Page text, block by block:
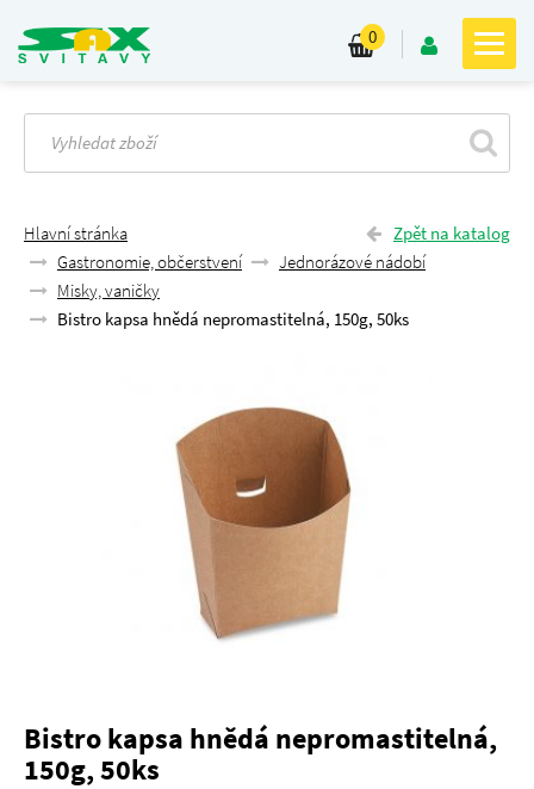
0
Zpět na katalog
Hlavní stránka
Gastronomie, občerstvení
Jednorázové nádobí
Misky, vaničky
Bistro kapsa hnědá nepromastitelná, 150g, 50ks
Bistro kapsa hnědá nepromastitelná,
150g, 50ks